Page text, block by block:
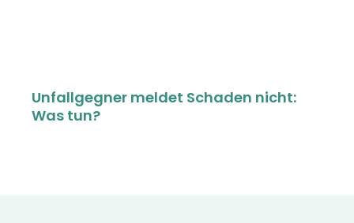
Unfallgegner meldet Schaden nicht:
Was tun?